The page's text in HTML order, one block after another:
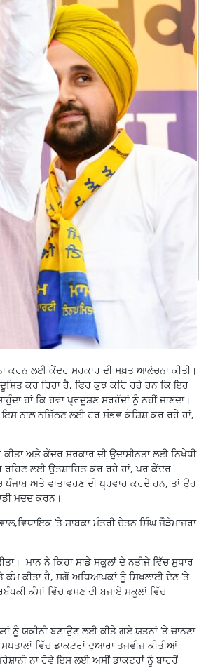
ਕਰਨ ਲਈ ਕੇਂਦਰ ਸਰਕਾਰ ਦੀ ਸਖ਼ਤ ਆਲੋਚਨਾ ਕੀਤੀ।
ਕਰ ਰਿਹਾ ਹੈ, ਫਿਰ ਕੁਝ ਕਹਿ ਰਹੇ ਹਨ ਕਿ ਇਹ
ਹਾਂ ਕਿ ਹਵਾ ਪ੍ਰਦੂਸ਼ਣ ਸਰਹੱਦਾਂ ਨੂੰ ਨਹੀਂ ਜਾਣਦਾ।
ਇਸ ਨਾਲ ਨਜਿੱਠਣ ਲਈ ਹਰ ਸੰਭਵ ਕੋਸ਼ਿਸ਼ ਕਰ ਰਹੇ ਹਾਂ,
ਅਤੇ ਕੇਂਦਰ ਸਰਕਾਰ ਦੀ ਉਦਾਸੀਨਤਾ ਲਈ ਨਿਖੇਧੀ
ਰਹਿਣ ਲਈ ਉਤਸ਼ਾਹਿਤ ਕਰ ਰਹੇ ਹਾਂ, ਪਰ ਕੇਂਦਰ
ਅਤੇ ਵਾਤਾਵਰਣ ਦੀ ਪ੍ਰਵਾਹ ਕਰਦੇ ਹਨ, ਤਾਂ ਉਹ
ਮਦਦ ਕਰਨ।
‘ਤੇ ਸਾਬਕਾ ਮੰਤਰੀ ਚੇਤਨ ਸਿੰਘ ਜੌੜੇਮਾਜਰਾ
ਮਾਨ ਨੇ ਕਿਹਾ ਸਾਡੇ ਸਕੂਲਾਂ ਦੇ ਨਤੀਜੇ ਵਿੱਚ ਸੁਧਾਰ
ਕੰਮ ਕੀਤਾ ਹੈ, ਸਗੋਂ ਅਧਿਆਪਕਾਂ ਨੂੰ ਸਿਖਲਾਈ ਦੇਣ ‘ਤੇ
ਕੰਮਾਂ ਵਿੱਚ ਫਸਣ ਦੀ ਬਜਾਏ ਸਕੂਲਾਂ ਵਿੱਚ
ਨੂੰ ਯਕੀਨੀ ਬਣਾਉਣ ਲਈ ਕੀਤੇ ਗਏ ਯਤਨਾਂ ‘ਤੇ ਚਾਨਣਾ
ਵਿੱਚ ਡਾਕਟਰਾਂ ਦੁਆਰਾ ਤਜਵੀਜ਼ ਕੀਤੀਆਂ
ਨਾ ਹੋਵੇ ਇਸ ਲਈ ਅਸੀਂ ਡਾਕਟਰਾਂ ਨੂੰ ਬਾਹਰੋਂ